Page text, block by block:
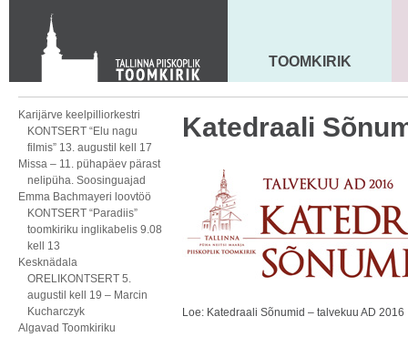
KONTAKT
Toom-Kooli 6, 10130 TALLINN
tallinna.toom@eelk.ee
MAARJA KIRIK
TOOMKIRIK
Karijärve keelpilliorkestri
KONTSERT “Elu nagu
filmis” 13. augustil kell 17
Missa – 11. pühapäev pärast
nelipüha. Soosinguajad
Emma Bachmayeri loovtöö
KONTSERT “Paradiis”
toomkiriku inglikabelis 9.08
kell 13
Kesknädala
ORELIKONTSERT 5.
augustil kell 19 – Marcin
Kucharczyk
Algavad Toomkiriku
Katedraali
Loe: Katedraali Sõnumid – talvekuu AD 2016